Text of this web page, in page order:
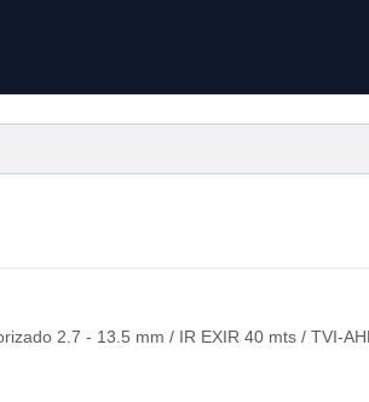
2.7 - 13.5 mm / IR EXIR 40 mts / TVI-